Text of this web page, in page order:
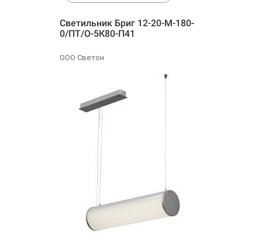
Светильник Бриг 12-20-М-180-
0/ПТ/О-5К80-П41
ООО Светон